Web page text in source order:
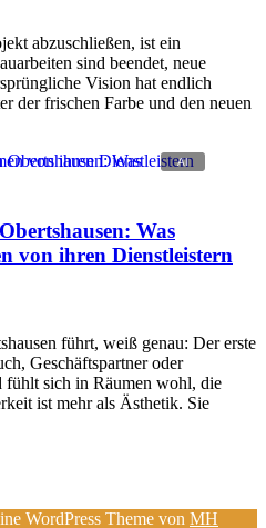
abzuschließen, ist ein
sind beendet, neue
Vision hat endlich
der frischen Farbe und den neuen
Was
von ihren Dienstleistern
führt, weiß genau: Der erste
Geschäftspartner oder
fühlt sich in Räumen wohl, die
ist mehr als Ästhetik. Sie
WordPress Theme von MH